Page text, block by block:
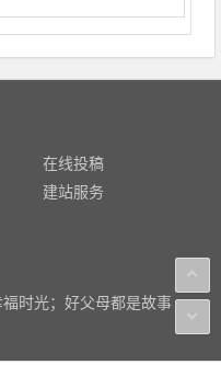
在线投稿
建站服务
福时光；好父母都是故事